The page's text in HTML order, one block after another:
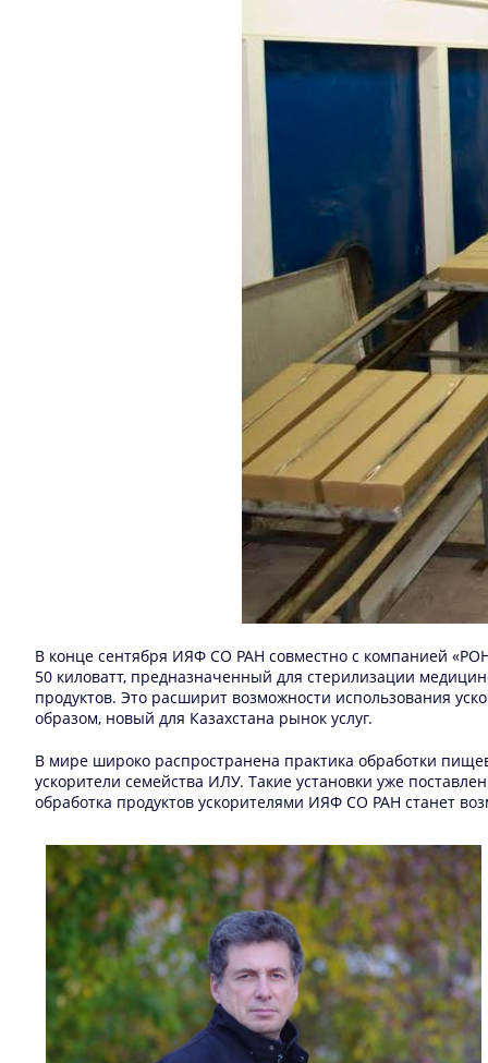
В конце сентября ИЯФ СО РАН совместно с компанией
50 киловатт, предназначенный для стерилизации
продуктов. Это расширит возможности использования
образом, новый для Казахстана рынок услуг.
В мире широко распространена практика обработки
ускорители семейства ИЛУ. Такие установки уже
обработка продуктов ускорителями ИЯФ СО РАН станет